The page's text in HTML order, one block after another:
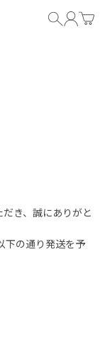
き、誠にありがと
下の通り発送を予